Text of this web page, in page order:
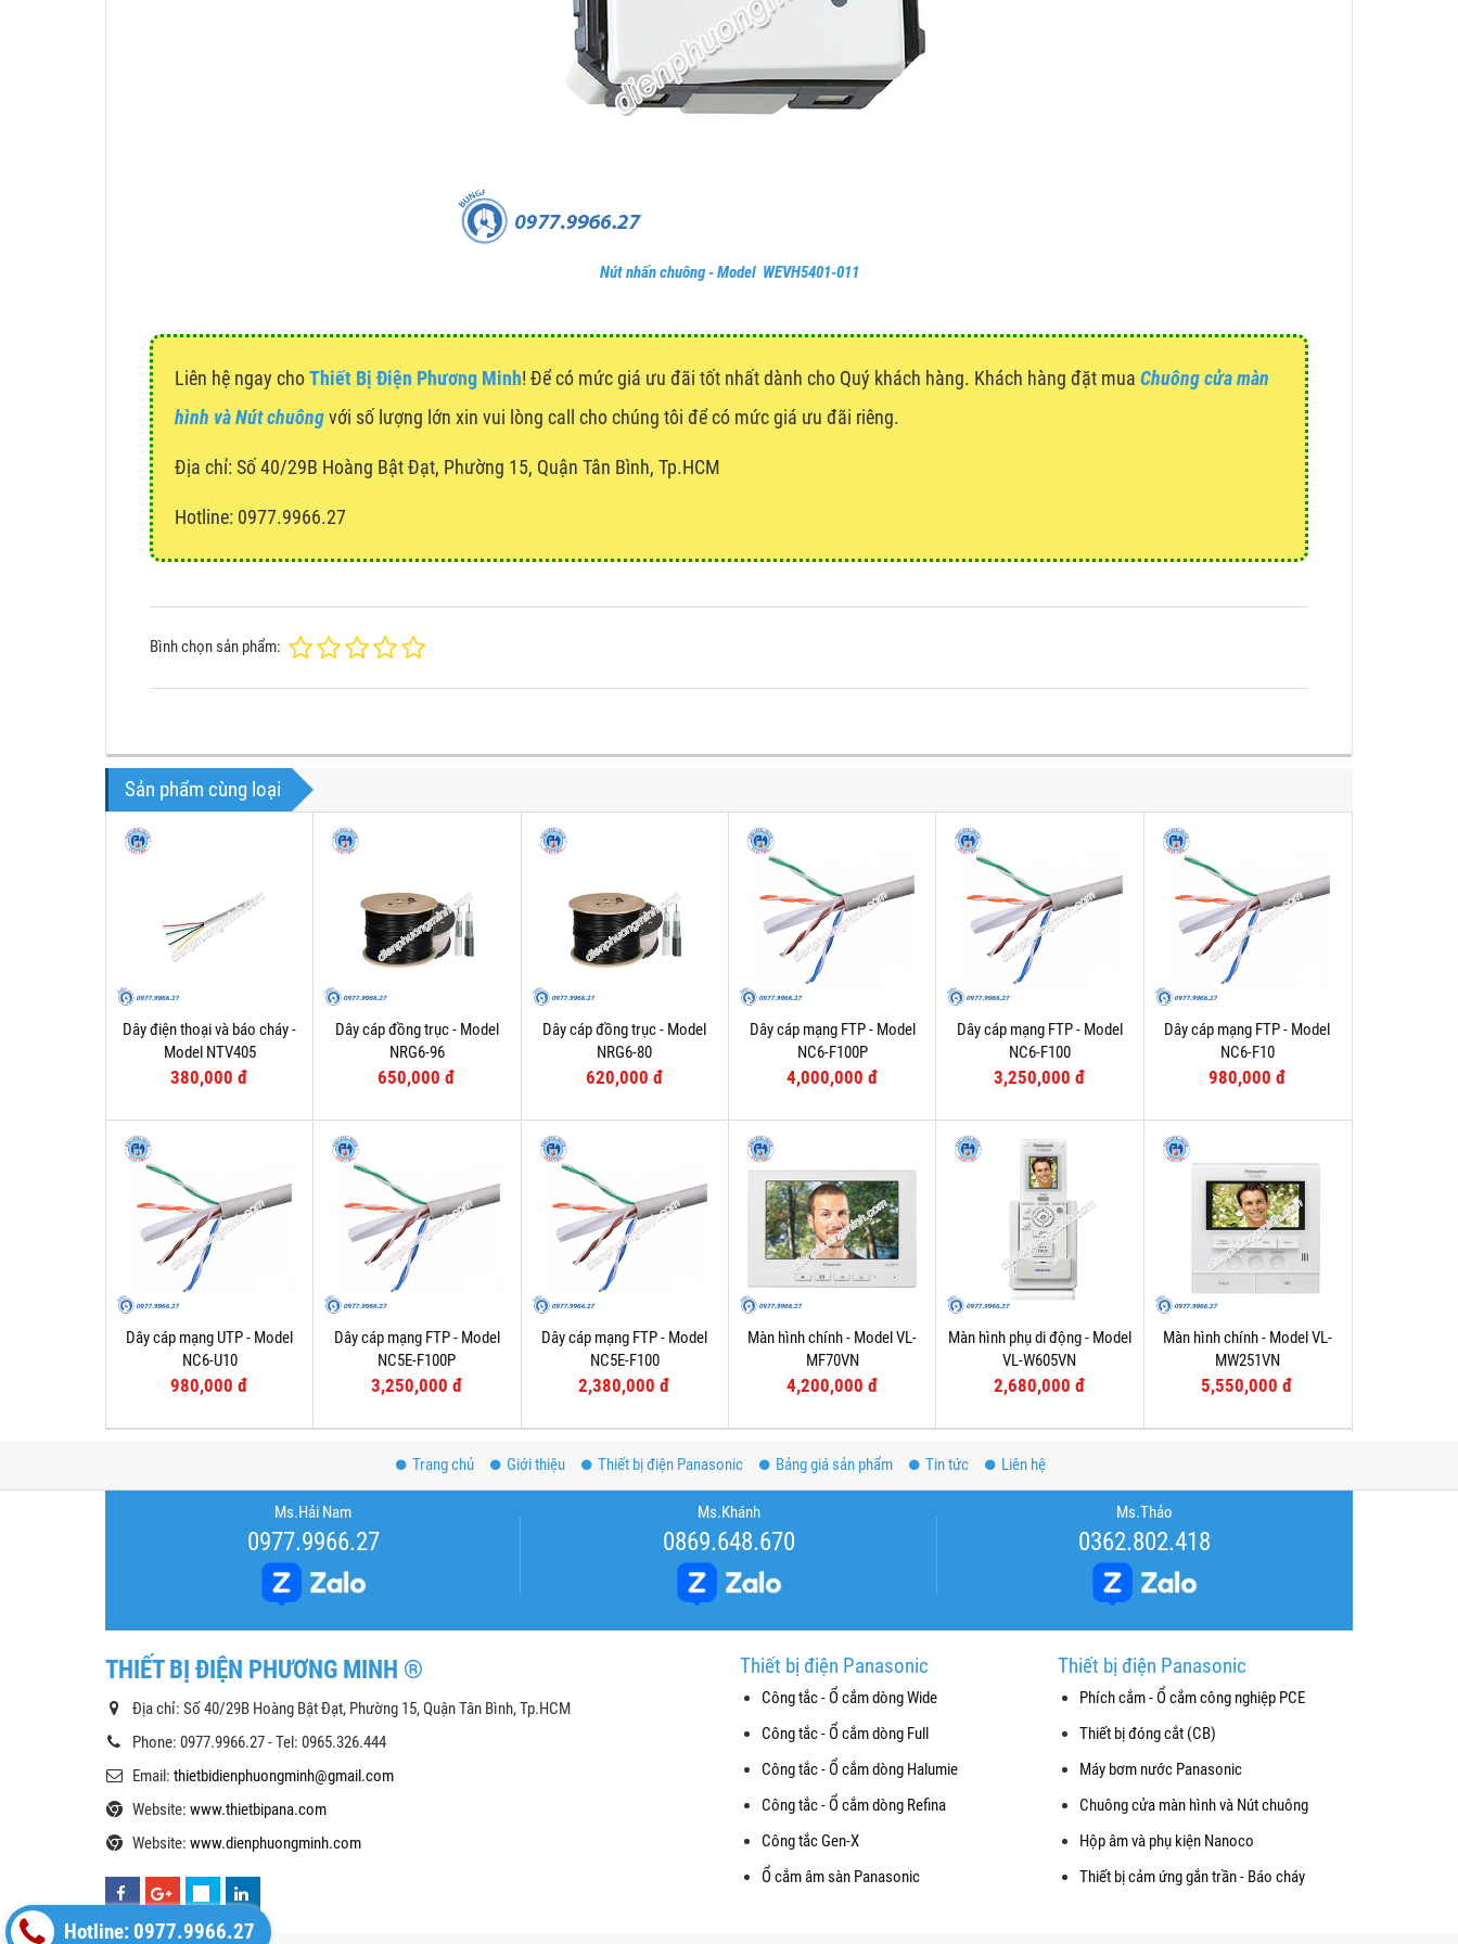
Nút nhấn chuông - Model WEVH5401-011
Liên hệ ngay choThiết Bị Điện Phương Minh! Để có mức giá ưu đãi tốt nhất dành cho Quý khách hàng. Khách hàng đặt mua Chuông cửa màn
hình và Nút chuôngvới số lượng lớn xin vui lòng call cho chúng tôi để có mức giá ưu đãi riêng.
Địa chỉ: Số 40/29B Hoàng Bật Đạt, Phường 15, Quận Tân Bình, Tp.HCM
Hotline: 0977.9966.27
Bình chọn sản phẩm:
Sản phẩm cùng loại
Dây điện thoại và báo cháy -
Model NTV405
380,000 đ
Dây cáp đồng trục - Model
NRG6-96
650,000 đ
Dây cáp đồng trục - Model
NRG6-80
620,000 đ
Dây cáp mạng FTP - Model
NC6-F100P
4,000,000 đ
Dây cáp mạng FTP - Model
NC6-F100
3,250,000 đ
Dây cáp mạng FTP - Model
NC6-F10
980,000 đ
Dây cáp mạng UTP - Model
NC6-U10
980,000 đ
Dây cáp mạng FTP - Model
NC5E-F100P
3,250,000 đ
Dây cáp mạng FTP - Model
NC5E-F100
2,380,000 đ
Màn hình chính - Model VL-
MF70VN
4,200,000 đ
Màn hình phụ di động - Model
VL-W605VN
2,680,000 đ
Màn hình chính - Model VL-
MW251VN
5,550,000 đ
Trang chủ Giới thiệu Thiết bị điện Panasonic Bảng giá sản phẩm Tin tức Liên hệ
Ms.Hải Nam
0977.9966.27
Ms.Khánh
0869.648.670
Ms.Thảo
0362.802.418
THIẾT BỊ ĐIỆN PHƯƠNG MINH ®
Địa chỉ: Số 40/29B Hoàng Bật Đạt, Phường 15, Quận Tân Bình, Tp.HCM
Phone: 0977.9966.27 - Tel: 0965.326.444
Email: thietbidienphuongminh@gmail.com
Website: www.thietbipana.com
Website: www.dienphuongminh.com
Thiết bị điện Panasonic
Công tắc - Ổ cắm dòng Wide
Công tắc - Ổ cắm dòng Full
Công tắc - Ổ cắm dòng Halumie
Công tắc - Ổ cắm dòng Refina
Công tắc Gen-X
Ổ cắm âm sàn Panasonic
Thiết bị điện Panasonic
Phích cắm - Ổ cắm công nghiệp PCE
Thiết bị đóng cắt (CB)
Máy bơm nước Panasonic
Chuông cửa màn hình và Nút chuông
Hộp âm và phụ kiện Nanoco
Thiết bị cảm ứng gắn trần - Báo cháy
Hotline: 0977.9966.27